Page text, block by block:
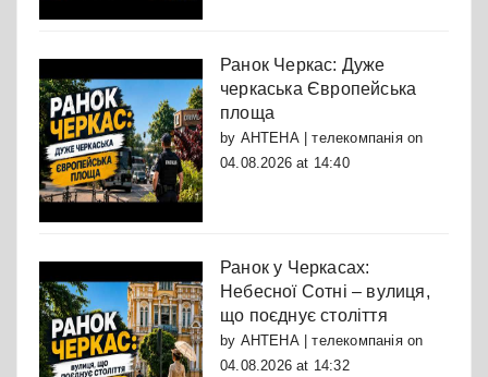
Ранок Черкас: Дуже
черкаська Європейська
площа
by АНТЕНА | телекомпаніяon
04.08.2026 at 14:40
Ранок у Черкасах:
Небесної Сотні – вулиця,
що поєднує століття
by АНТЕНА | телекомпаніяon
04.08.2026 at 14:32